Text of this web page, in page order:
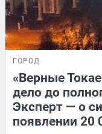
ГОРОД
«Верные
дело до
Эксперт — о
появлении 20